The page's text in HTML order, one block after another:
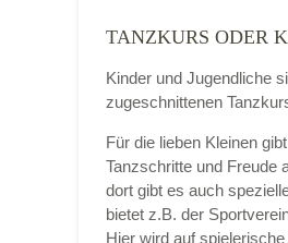
E-Mail*
TANZKURS ODER
Kinder und Jugendliche
zugeschnittenen
Für die lieben Kleinen
Tanzschritte und Freude
dort gibt es auch
bietet z.B. der
Hier wird auf